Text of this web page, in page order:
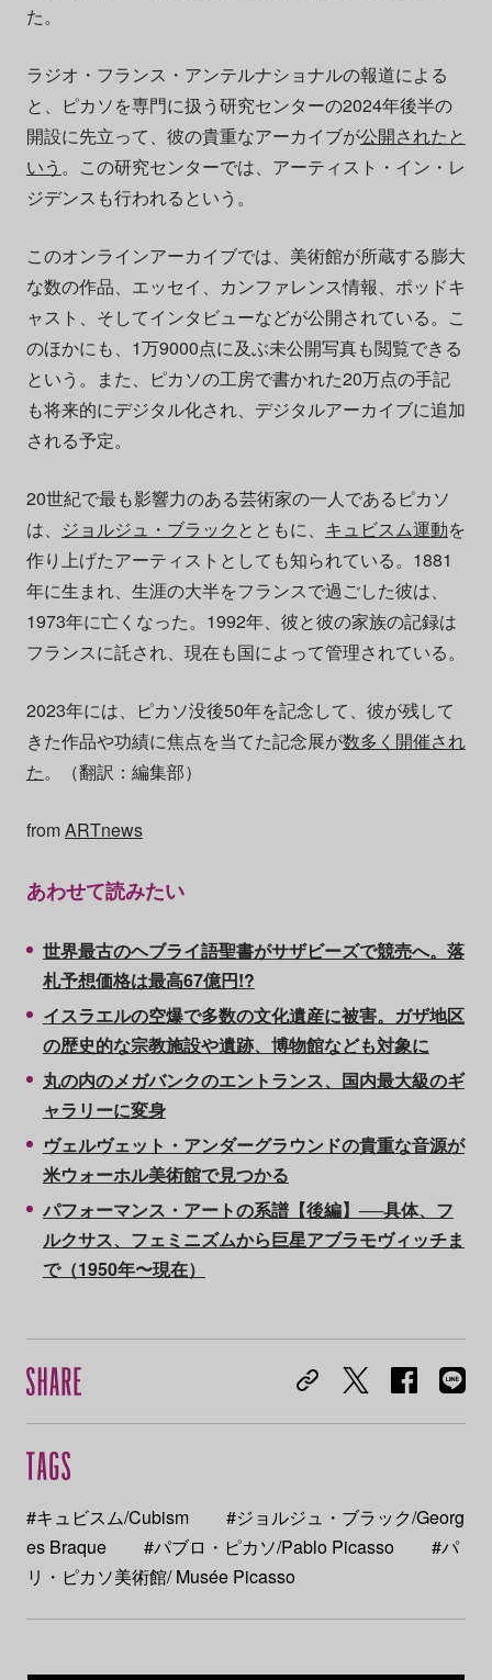
た。
ラジオ・フランス・アンテルナショナルの報道による
と、ピカソを専門に扱う研究センターの2024年後半の
開設に先立って、彼の貴重なアーカイブが公開されたと
いう 。この研究センターでは、アーティスト・イン・レ
ジデンスも行われるという。
このオンラインアーカイブでは、美術館が所蔵する膨大
な数の作品、エッセイ、カンファレンス情報、ポッドキ
ャスト、そしてインタビューなどが公開されている。こ
のほかにも、1万9000点に及ぶ未公開写真も閲覧できる
という。また、ピカソの工房で書かれた20万点の手記
も将来的にデジタル化され、デジタルアーカイブに追加
される予定。
20世紀で最も影響力のある芸術家の一人であるピカソ
は、 ジョルジュ・ブラック とともに、 キュビスム運動を
作り上げたアーティストとしても知られている。1881
年に生まれ、生涯の大半をフランスで過ごした彼は、
1973年に亡くなった。1992年、彼と彼の家族の記録は
フランスに託され、現在も国によって管理されている。
2023年には、ピカソ没後50年を記念して、彼が残して
きた作品や功績に焦点を当てた記念展が数多く開催され
た。（翻訳：編集部）
fromARTnews
あわせて読みたい
世界最古のヘブライ語聖書がサザビーズで競売へ。落
札予想価格は最高67億円!?
イスラエルの空爆で多数の文化遺産に被害。ガザ地区
の歴史的な宗教施設や遺跡、博物館なども対象に
丸の内のメガバンクのエントランス、国内最大級のギ
ャラリーに変身
ヴェルヴェット・アンダーグラウンドの貴重な音源が
米ウォーホル美術館で見つかる
パフォーマンス・アートの系譜【後編】──具体、フ
ルクサス、フェミニズムから巨星アブラモヴィッチま
で（1950年〜現在）
#キュビスム/Cubism
#ジョルジュ・ブラック/Georg
es Braque
#パブロ・ピカソ/Pablo Picasso
#パ
リ・ピカソ美術館/ Musée Picasso